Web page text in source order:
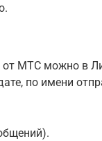
от МТС можно в
по имени